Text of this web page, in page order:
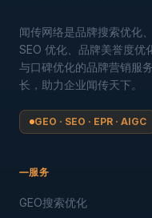
闻传网络是品牌搜索优化
SEO 优化、品牌美誉度优
与口碑优化的品牌营销服
长，助力企业闻传天下。
GEO · SEO · EPR · AIGC
服务
GEO搜索优化